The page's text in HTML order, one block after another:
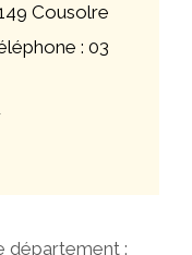
Cousolre
: 03
département :